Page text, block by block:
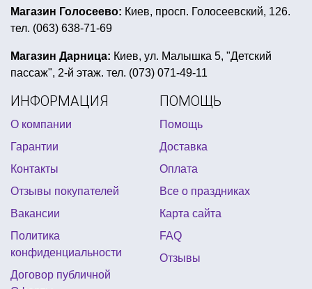
галстук на новый год
кубинская вечеринка
султанчики купить украина
новогодние костюмы насекомых
трафареты новогодние на окна
4party интернет магазин товаров для праздника
пиратская детская вечеринка
дудка болельщика купить
день рождения ниндзяго
украшения для дома новогодние
оскар статуэтка купить
детский день рождения в стиле черепашек ниндзя
школьная ярмарка оформление стола
Магазин Голосеево: Киев, просп. Голосеевский, 126.
тел. (063) 638-71-69
Магазин Дарница: Киев, ул. Малышка 5, "Детский
пассаж", 2-й этаж. тел. (073) 071-49-11
ИНФОРМАЦИЯ
О компании
Гарантии
Контакты
Отзывы покупателей
Вакансии
Политика
конфиденциальности
Договор публичной
ПОМОЩЬ
Помощь
Доставка
Оплата
Все о праздниках
Карта сайта
FAQ
Отзывы